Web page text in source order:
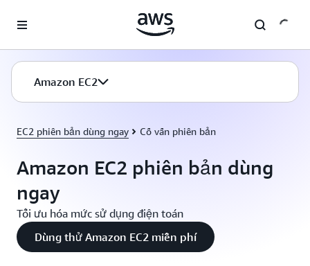
Amazon EC2
EC2 phiên bản dùng ngay Cố vấn phiên bản
Amazon EC2 phiên bản dùng
ngay
Tối ưu hóa mức sử dụng điện toán
Dùng thử Amazon EC2 miễn phí